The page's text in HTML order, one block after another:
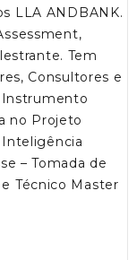
LLA ANDBANK.
Tem
Consultores e
Instrumento
no Projeto
– Tomada de
Técnico Master